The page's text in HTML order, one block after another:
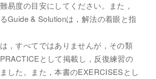
易度の目安にしてください。また，
Guide & Solutionは，解法の着眼と指
，すべてではありませんが，その類
として掲載し，反復練習の
した。また，本書のEXERCISESとし